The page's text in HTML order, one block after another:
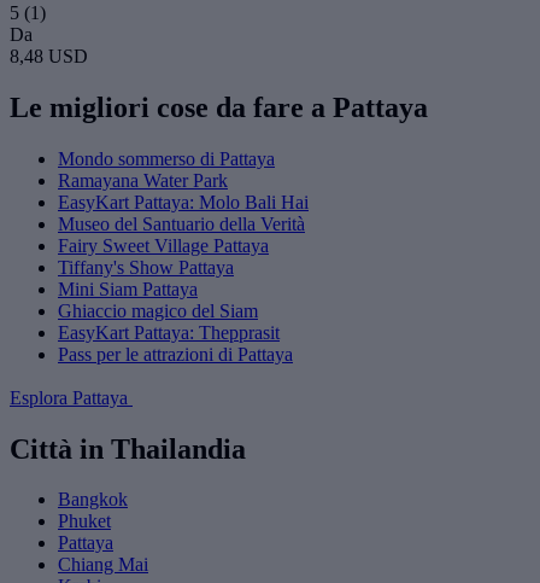
5 (1)
Da
8,48 USD
Le migliori cose da fare a Pattaya
Mondo sommerso di Pattaya
Ramayana Water Park
EasyKart Pattaya: Molo Bali Hai
Museo del Santuario della Verità
Fairy Sweet Village Pattaya
Tiffany's Show Pattaya
Mini Siam Pattaya
Ghiaccio magico del Siam
EasyKart Pattaya: Thepprasit
Pass per le attrazioni di Pattaya
Esplora Pattaya
Città in Thailandia
Bangkok
Phuket
Pattaya
Chiang Mai